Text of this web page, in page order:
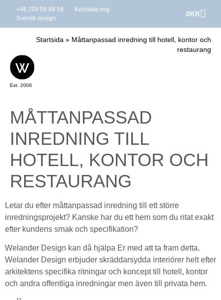
+46 709 58 88 59
Kontakta mig
Svensk design
0KR
Est. 2006
Startsida » Måttanpassad inredning till hotell, kontor och
restaurang
MÅTTANPASSAD
INREDNING TILL
HOTELL, KONTOR OCH
RESTAURANG
Letar du efter måttanpassad inredning till ett större
inredningsprojekt? Kanske har du ett hem som du ritat exakt
efter kundens smak och specifikation?
Welander Design kan då hjälpa Er med att ta fram detta.
Welander Design erbjuder skräddarsydda interiörer helt efter
arkitektens specifika ritningar och koncept till hotell, kontor
och andra offentliga inredningar men även till privata hem.